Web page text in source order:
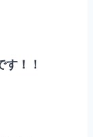
！！